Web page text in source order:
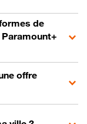
de
offre